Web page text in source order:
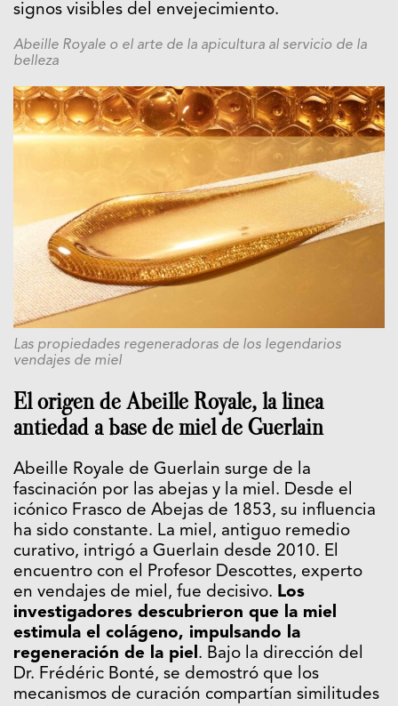
signos visibles del envejecimiento.
Abeille Royale o el arte de la apicultura al servicio de la
belleza
Las propiedades regeneradoras de los legendarios
vendajes de miel
El origen de Abeille Royale, la linea
antiedad a base de miel de Guerlain
Abeille Royale de Guerlain surge de la
fascinación por las abejas y la miel. Desde el
icónico Frasco de Abejas de 1853, su influencia
ha sido constante. La miel, antiguo remedio
curativo, intrigó a Guerlain desde 2010. El
encuentro con el Profesor Descottes, experto
en vendajes de miel, fue decisivo. Los
investigadores descubrieron que la miel
estimula el colágeno, impulsando la
regeneración de la piel. Bajo la dirección del
Dr. Frédéric Bonté, se demostró que los
mecanismos de curación compartían similitudes